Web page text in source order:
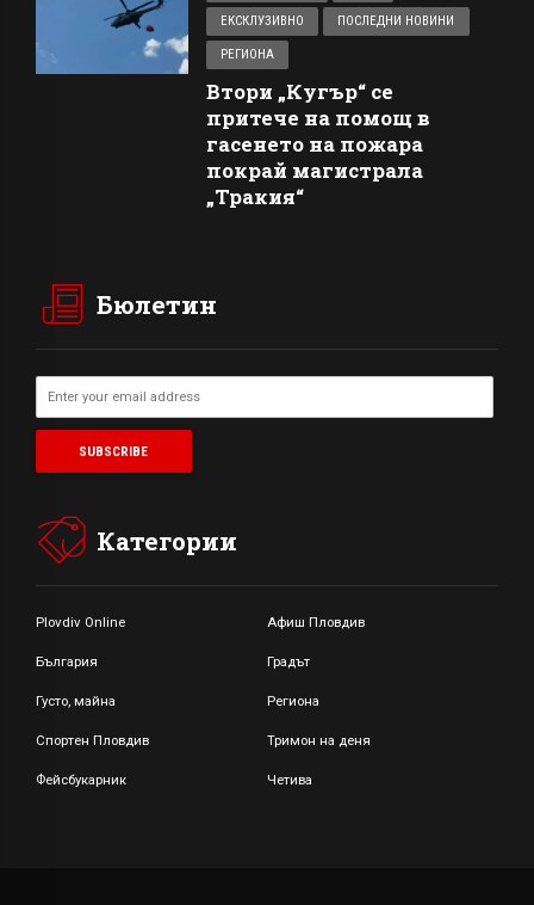
ЕКСКЛУЗИВНО ПОСЛЕДНИ НОВИНИ
РЕГИОНА
Втори „Кугър“ се
притече на помощ в
гасенето на пожара
покрай магистрала
„Тракия“
Бюлетин
Категории
Plovdiv Online Афиш Пловдив
България Градът
Густо, майна Региона
Спортен Пловдив Тримон на деня
Фейсбукарник Четива